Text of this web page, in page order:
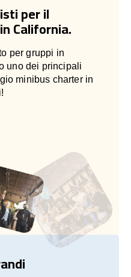
per il
California.
per gruppi in
uno dei principali
minibus charter in